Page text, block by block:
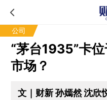
公司
“茅台1935”卡
市场？
文｜财新 孙嫣然 沈欣